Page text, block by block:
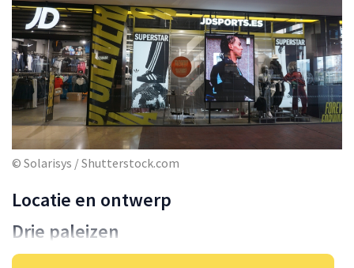
© Solarisys / Shutterstock.com
Locatie en ontwerp
Drie paleizen